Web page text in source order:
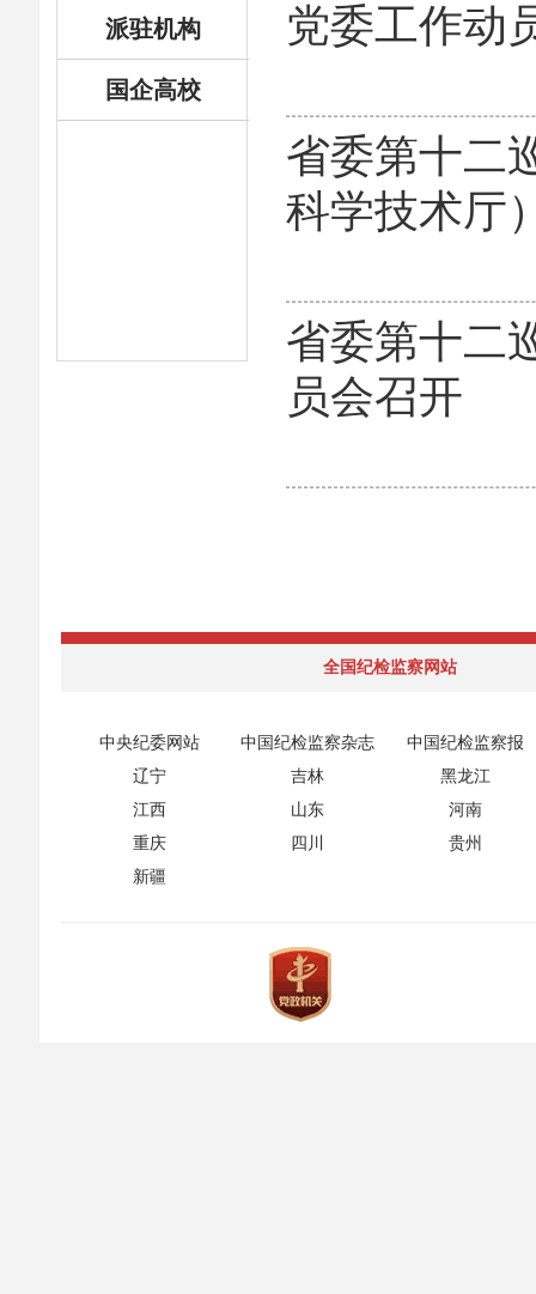
派驻机构
国企高校
党委工作动
省委第十二
科学技术厅
省委第十二
员会召开
全国纪检监察网站
中央纪委网站 中国纪检监察杂志
中国纪检监察报
辽宁
吉林
黑龙江
江西
山东
河南
重庆
四川
贵州
新疆